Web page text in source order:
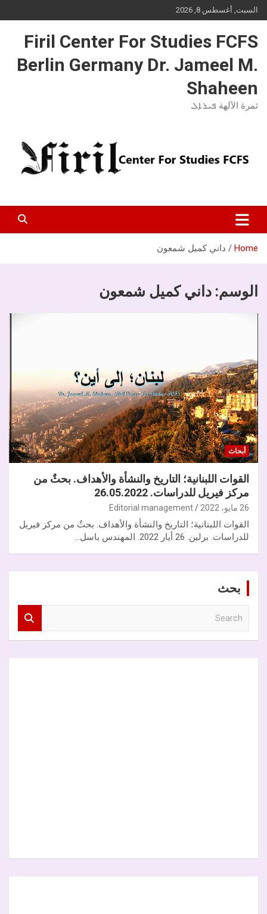
Skip
to
السبت, أغسطس 8, 2026
Firil Center For Studies FCFS
Berlin Germany Dr. Jameel M.
Shaheen
ثمرة الآلهة ܦܝܪܐܠ
Home داني كميل شمعون
الوسم: داني كميل شمعون
أبحاث
القوات اللبنانية؛ التاريخ والنشأة والأهداف. بحثٌ من
مركز فيريل للدراسات. 26.05.2022
26 مايو، 2022 Editorial management
القوات اللبنانية؛ التاريخ والنشأة والأهداف. بحثٌ من مركز فيريل
للدراسات. برلين. 26 أيار 2022. المهندس باسل…
بحث